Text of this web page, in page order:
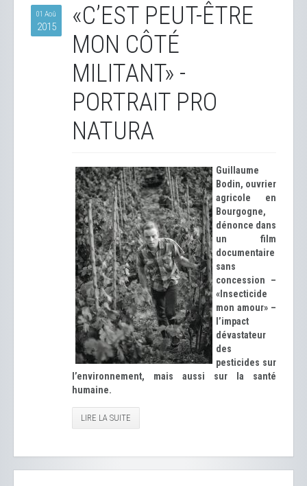
01 Aoû
2015
«C’EST PEUT-ÊTRE
MON CÔTÉ
MILITANT» -
PORTRAIT PRO
NATURA
Guillaume
Bodin, ouvrier
agricole en
Bourgogne,
dénonce dans
un film
documentaire
sans
concession –
«Insecticide
mon amour» –
l’impact
dévastateur
des
pesticides sur
l’environnement, mais aussi sur la santé
humaine.
LIRE LA SUITE